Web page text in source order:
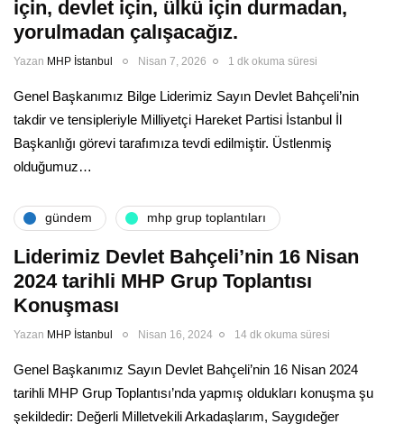
için, devlet için, ülkü için durmadan,
yorulmadan çalışacağız.
Yazan MHP İstanbul Nisan 7, 2026 1 dk okuma süresi
Genel Başkanımız Bilge Liderimiz Sayın Devlet Bahçeli’nin
takdir ve tensipleriyle Milliyetçi Hareket Partisi İstanbul İl
Başkanlığı görevi tarafımıza tevdi edilmiştir. Üstlenmiş
olduğumuz…
gündem mhp grup toplantıları
Liderimiz Devlet Bahçeli’nin 16 Nisan
2024 tarihli MHP Grup Toplantısı
Konuşması
Yazan MHP İstanbul Nisan 16, 2024 14 dk okuma süresi
Genel Başkanımız Sayın Devlet Bahçeli’nin 16 Nisan 2024
tarihli MHP Grup Toplantısı’nda yapmış oldukları konuşma şu
şekildedir: Değerli Milletvekili Arkadaşlarım, Saygıdeğer